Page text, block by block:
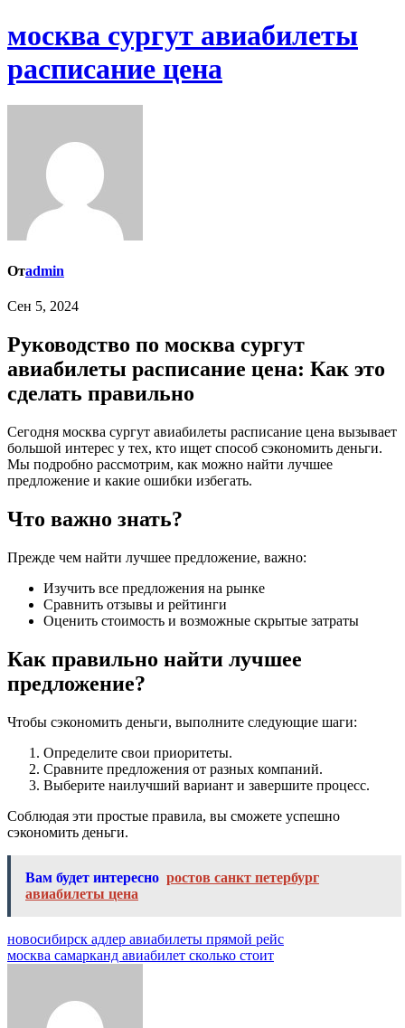
москва сургут авиабилеты
расписание цена
Отadmin
Сен 5, 2024
Руководство по москва сургут
авиабилеты расписание цена: Как это
сделать правильно
Сегодня москва сургут авиабилеты расписание цена вызывает
большой интерес у тех, кто ищет способ сэкономить деньги.
Мы подробно рассмотрим, как можно найти лучшее
предложение и какие ошибки избегать.
Что важно знать?
Прежде чем найти лучшее предложение, важно:
Изучить все предложения на рынке
Сравнить отзывы и рейтинги
Оценить стоимость и возможные скрытые затраты
Как правильно найти лучшее
предложение?
Чтобы сэкономить деньги, выполните следующие шаги:
Определите свои приоритеты.
Сравните предложения от разных компаний.
Выберите наилучший вариант и завершите процесс.
Соблюдая эти простые правила, вы сможете успешно
сэкономить деньги.
Вам будет интересно ростов санкт петербург
авиабилеты цена
Навигация
по
новосибирск адлер авиабилеты прямой рейс
москва самарканд авиабилет сколько стоит